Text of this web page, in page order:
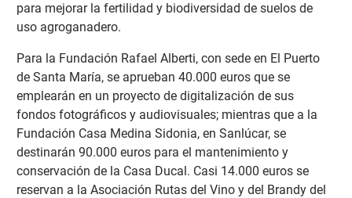
para mejorar la fertilidad y biodiversidad de suelos de
uso agroganadero.
Para la Fundación Rafael Alberti, con sede en El Puerto
de Santa María, se aprueban 40.000 euros que se
emplearán en un proyecto de digitalización de sus
fondos fotográficos y audiovisuales; mientras que a la
Fundación Casa Medina Sidonia, en Sanlúcar, se
destinarán 90.000 euros para el mantenimiento y
conservación de la Casa Ducal. Casi 14.000 euros se
reservan a la Asociación Rutas del Vino y del Brandy del